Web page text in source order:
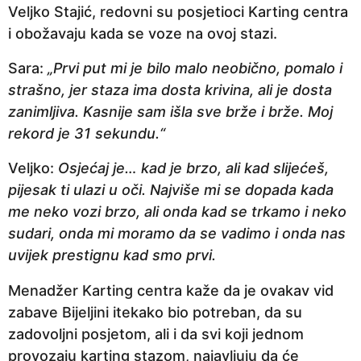
Veljko Stajić, redovni su posjetioci Karting centra
i obožavaju kada se voze na ovoj stazi.
Sara: „Prvi put mi je bilo malo neobično, pomalo i
strašno, jer staza ima dosta krivina, ali je dosta
zanimljiva. Kasnije sam išla sve brže i brže. Moj
rekord je 31 sekundu.“
Veljko: Osjećaj je… kad je brzo, ali kad slijećeš,
pijesak ti ulazi u oči. Najviše mi se dopada kada
me neko vozi brzo, ali onda kad se trkamo i neko
sudari, onda mi moramo da se vadimo i onda nas
uvijek prestignu kad smo prvi.
Menadžer Karting centra kaže da je ovakav vid
zabave Bijeljini itekako bio potreban, da su
zadovoljni posjetom, ali i da svi koji jednom
provozaju karting stazom, najavljuju da će